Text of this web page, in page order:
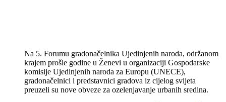
Na 5. Forumu gradonačelnika Ujedinjenih naroda, održanom
krajem prošle godine u Ženevi u organizaciji Gospodarske
komisije Ujedinjenih naroda za Europu (UNECE),
gradonačelnici i predstavnici gradova iz cijelog svijeta
preuzeli su nove obveze za ozelenjavanje urbanih sredina.